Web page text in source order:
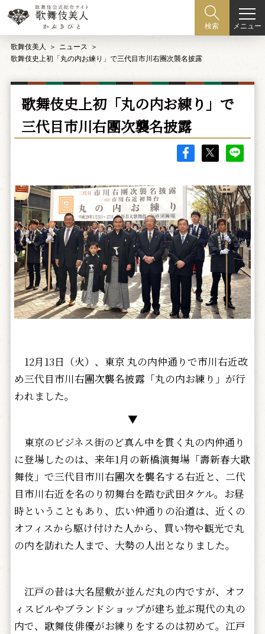
検索 メニュー
歌舞伎美人
ニュース
歌舞伎史上初「丸の内お練り」で三代目市川右團次襲名披露
歌舞伎史上初「丸の内お練り」で
三代目市川右團次襲名披露
12月13日（火）、東京 丸の内仲通りで市川右近改
め三代目市川右團次襲名披露「丸の内お練り」が行
われました。
▼
東京のビジネス街のど真ん中を貫く丸の内仲通り
に登場したのは、来年1月の新橋演舞場「壽新春大歌
舞伎」で三代目市川右團次を襲名する右近と、二代
目市川右近を名のり初舞台を踏む武田タケル。お昼
時ということもあり、広い仲通りの沿道は、近くの
オフィスから駆け付けた人から、買い物や観光で丸
の内を訪れた人まで、大勢の人出となりました。
江戸の昔は大名屋敷が並んだ丸の内ですが、オフ
ィスビルやブランドショップが建ち並ぶ現代の丸の
内で、歌舞伎俳優がお練りをするのは初めて。江戸